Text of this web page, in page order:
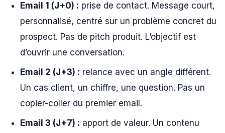
Email 1 (J+0) : prise de contact. Message court,
personnalisé, centré sur un problème concret du
prospect. Pas de pitch produit. L’objectif est
d’ouvrir une conversation.
Email 2 (J+3) : relance avec un angle différent.
Un cas client, un chiffre, une question. Pas un
copier-coller du premier email.
Email 3 (J+7) : apport de valeur. Un contenu